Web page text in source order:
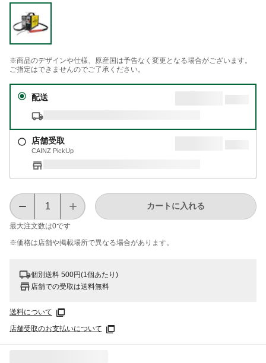
※商品のデザインや仕様、原産国は予告なく変更となる場合がございます。
ご指定はできませんのでご了承ください。
配送
店舗受取
CAINZ PickUp
最大注文数は0です
カートに入れる
※価格は​店舗や​掲載場所で​異なる​場合が​あります。
個別送料 500円(1個あたり)
店舗での受取は送料無料
送料について
店舗受取のお支払いについて